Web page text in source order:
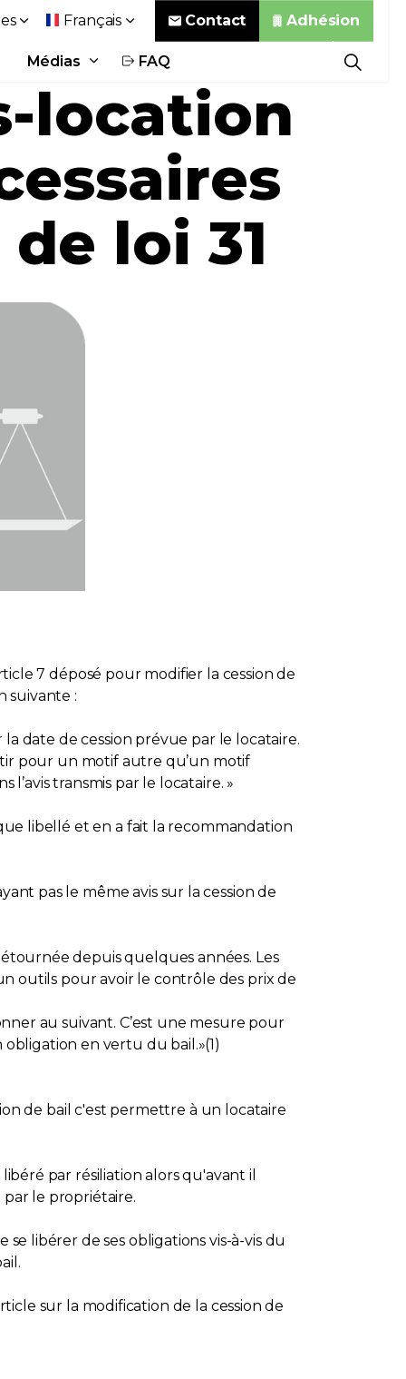
Médias FAQ
Français Contact Adhésion
location
loi 31
7 déposé pour modifier la cession de
suivante :
la date de cession prévue par le locataire.
pour un motif autre qu’un motif
l’avis transmis par le locataire. »
libellé et en a fait la recommandation
pas le même avis sur la cession de
depuis quelques années. Les
outils pour avoir le contrôle des prix de
au suivant. C’est une mesure pour
en vertu du bail.»(1)
de bail c'est permettre à un locataire
par résiliation alors qu'avant il
le propriétaire.
libérer de ses obligations vis-à-vis du
sur la modification de la cession de